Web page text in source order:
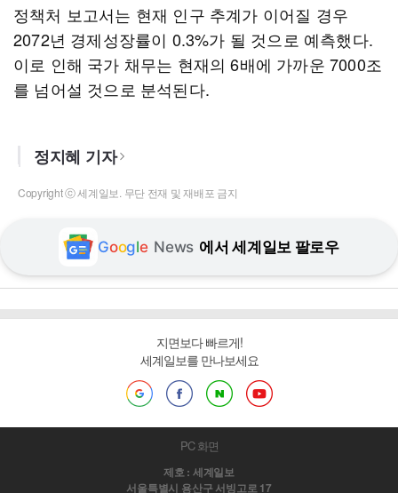
정책처 보고서는 현재 인구 추계가 이어질 경우
2072년 경제성장률이 0.3%가 될 것으로 예측했다.
이로 인해 국가 채무는 현재의 6배에 가까운 7000조
를 넘어설 것으로 분석된다.
정지혜 기자
Copyright ⓒ 세계일보. 무단 전재 및 재배포 금지
Google News 에서 세계일보 팔로우
지면보다 빠르게!
세계일보를 만나보세요
PC 화면
제호 : 세계일보
서울특별시 용산구 서빙고로 17